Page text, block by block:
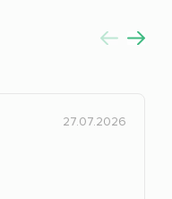
27.07.2026